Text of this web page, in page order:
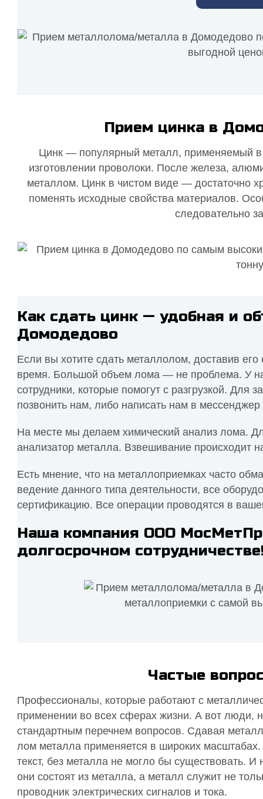
Прием цинка в
Цинк — популярный металл, применяемый в
изготовлении проволоки. После железа,
металлом. Цинк в чистом виде — достаточно
поменять исходные свойства материалов.
следовательно
Как сдать цинк — удобная и
Домодедово
Если вы хотите сдать металлолом, доставив
время. Большой объем лома — не проблема. У
сотрудники, которые помогут с разгрузкой. Для
позвонить нам, либо написать нам в мессенджер
На месте мы делаем химический анализ лома.
анализатор металла. Взвешивание происходит
Есть мнение, что на металлоприемках часто
ведение данного типа деятельности, все
сертификацию. Все операции проводятся в
Наша компания ООО
долгосрочном
Частые
Профессионалы, которые работают с
применении во всех сферах жизни. А вот люди,
стандартным перечнем вопросов. Сдавая
лом металла применяется в широких масштабах.
текст, без металла не могло бы существовать.
они состоят из металла, а металл служит не
проводник электрических сигналов и тока.